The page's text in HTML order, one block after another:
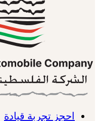
احجز تجربة قيادة